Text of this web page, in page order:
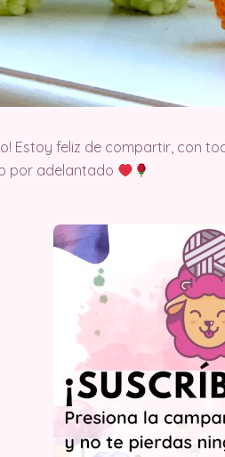
Estoy feliz de compartir, con
por adelantado